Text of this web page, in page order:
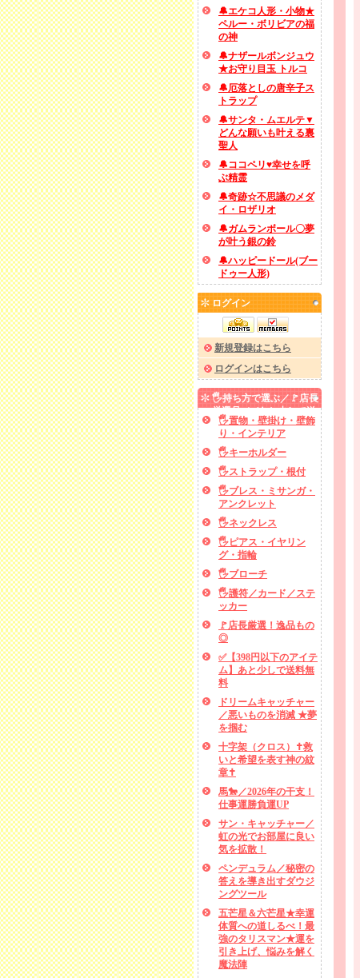
🔔エケコ人形・小物★
ペルー・ボリビアの福
の神
🔔ナザールボンジュウ
★お守り目玉 トルコ
🔔厄落としの唐辛子ス
トラップ
🔔サンタ・ムエルテ▼
どんな願いも叶える裏
聖人
🔔ココペリ♥幸せを呼
ぶ精霊
🔔奇跡☆不思議のメダ
イ・ロザリオ
🔔ガムランボール〇夢
が叶う銀の鈴
🔔ハッピードール(ブー
ドゥー人形)
ログイン
新規登録はこちら
ログインはこちら
🖐️持ち方で選ぶ／🚩店長
厳選品／✅あと少しで送
料無料
🖐️置物・壁掛け・壁飾
り・インテリア
🖐️キーホルダー
🖐️ストラップ・根付
🖐️ブレス・ミサンガ・
アンクレット
🖐️ネックレス
🖐️ピアス・イヤリン
グ・指輪
🖐️ブローチ
🖐️護符／カード／ステ
ッカー
🚩店長厳選！逸品もの
◎
✅【398円以下のアイテ
ム】あと少しで送料無
料
ドリームキャッチャー
／悪いものを消滅 ★夢
を掴む
十字架（クロス）✝救
いと希望を表す神の紋
章✝
馬🐎／2026年の干支！
仕事運勝負運UP
サン・キャッチャー／
虹の光でお部屋に良い
気を拡散！
ペンデュラム／秘密の
答えを導き出すダウジ
ングツール
五芒星＆六芒星★幸運
体質への道しるべ！最
強のタリスマン★運を
引き上げ、悩みを解く
魔法陣